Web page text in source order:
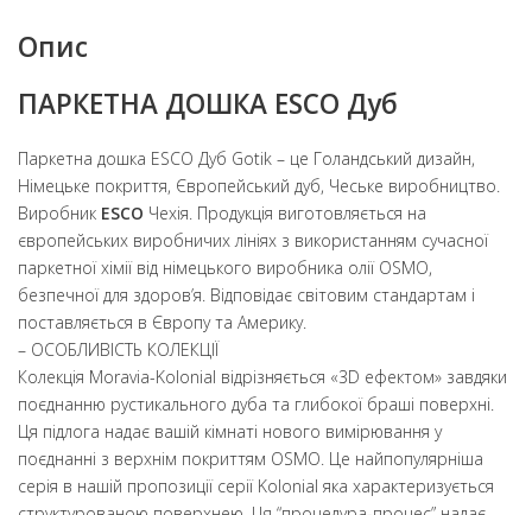
Опис
ПАРКЕТНА ДОШКА ESCO Дуб
Паркетна дошка ESCO Дуб Gotik – це Голандський дизайн,
Німецьке покриття, Європейський дуб, Чеське виробництво.
Виробник ESCO Чехія. Продукція виготовляється на
європейських виробничих лініях з використанням сучасної
паркетної хімії від німецького виробника олії OSMO,
безпечної для здоров’я. Відповідає світовим стандартам і
поставляється в Європу та Америку.
– ОСОБЛИВІСТЬ КОЛЕКЦІЇ
Колекція Moravia-Kolonial відрізняється «3D ефектом» завдяки
поєднанню рустикального дуба та глибокої браші поверхні.
Ця підлога надає вашій кімнаті нового вимірювання у
поєднанні з верхнім покриттям OSMO. Це найпопулярніша
серія в нашій пропозиції серії Kolonial яка характеризується